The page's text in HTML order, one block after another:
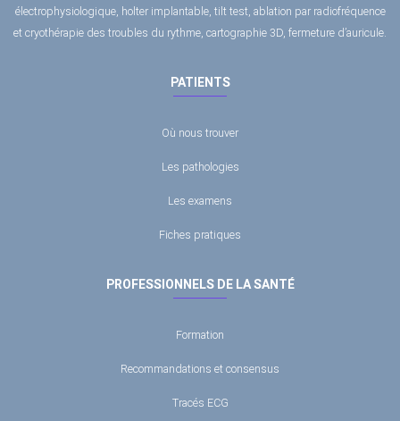
électrophysiologique, holter implantable, tilt test, ablation par radiofréquence
et cryothérapie des troubles du rythme, cartographie 3D, fermeture d’auricule.
PATIENTS
Où nous trouver
Les pathologies
Les examens
Fiches pratiques
PROFESSIONNELS DE LA SANTÉ
Formation
Recommandations et consensus
Tracés ECG